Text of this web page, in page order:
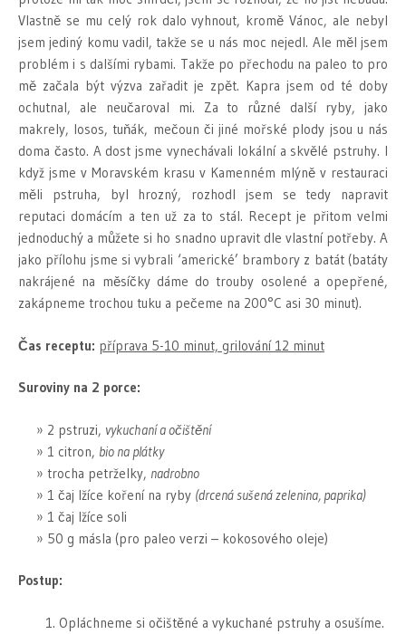
Vlastně se mu celý rok dalo vyhnout, kromě Vánoc, ale nebyl
jsem jediný komu vadil, takže se u nás moc nejedl. Ale měl jsem
problém i s dalšími rybami. Takže po přechodu na paleo to pro
mě začala být výzva zařadit je zpět. Kapra jsem od té doby
ochutnal, ale neučaroval mi. Za to různé další ryby, jako
makrely, losos, tuňák, mečoun či jiné mořské plody jsou u nás
doma často. A dost jsme vynechávali lokální a skvělé pstruhy. I
když jsme v Moravském krasu v Kamenném mlýně v restauraci
měli pstruha, byl hrozný, rozhodl jsem se tedy napravit
reputaci domácím a ten už za to stál. Recept je přitom velmi
jednoduchý a můžete si ho snadno upravit dle vlastní potřeby. A
jako přílohu jsme si vybrali ‘americké’ brambory z batát (batáty
nakrájené na měsíčky dáme do trouby osolené a opepřené,
zakápneme trochou tuku a pečeme na 200°C asi 30 minut).
Čas receptu: příprava 5-10 minut, grilování 12 minut
Suroviny na 2 porce:
2 pstruzi, vykuchaní a očištění
1 citron, bio na plátky
trocha petrželky, nadrobno
1 čaj lžíce koření na ryby (drcená sušená zelenina, paprika)
1 čaj lžíce soli
50 g másla (pro paleo verzi – kokosového oleje)
Postup:
Opláchneme si očištěné a vykuchané pstruhy a osušíme.